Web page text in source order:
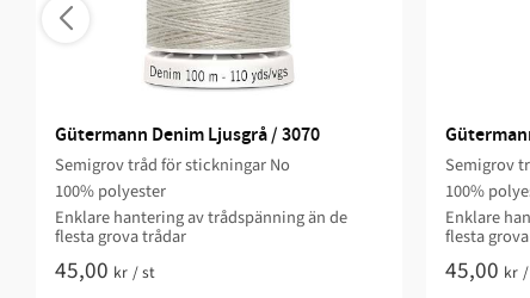
Gütermann Denim Ljusgrå / 3070
Semigrov tråd för stickningar No
100% polyester
Enklare hantering av trådspänning än de
flesta grova trådar
45,00 kr /st
Semigrov
100%
Enklare
flesta
45,00 kr /